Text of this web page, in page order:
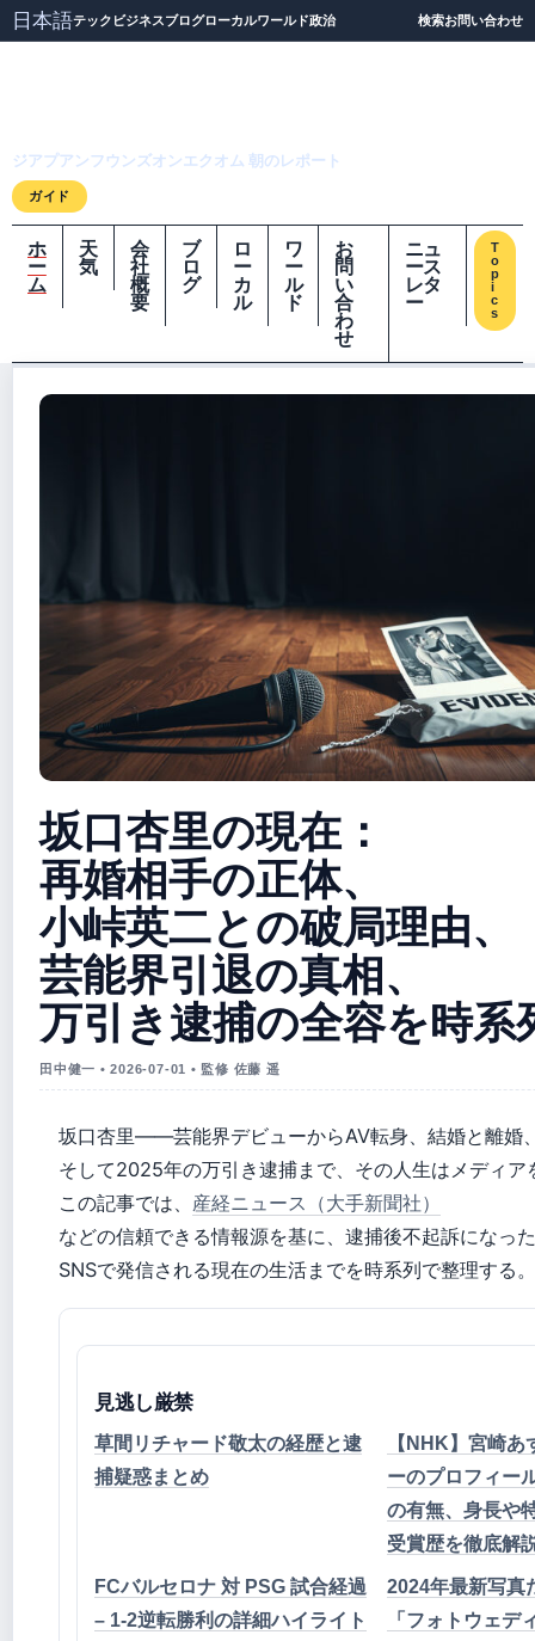
日本語テック ビジネスブログローカルワールド政治 検索お問い合わせ
ジアプアンフウンズオンエクオム 朝のレポート
ガイド
ホ
ー
ム
天
気
会
社
概
要
ブ
ロ
グ
ロ
ー
カ
ル
ワ
ー
ル
ド
お
問
い
合
わ
せ
ニュ
ース
レタ
ー
T
o
p
i
c
s
坂口杏里の現在：
再婚相手の正体、
小峠英二との破局理由、
芸能界引退の真相、
万引き逮捕の全容を時系
田中健一 • 2026-07-01 • 監修 佐藤 遥
坂口杏里——芸能界デビューからAV転身、結婚と離婚
そして2025年の万引き逮捕まで、その人生はメディア
この記事では、 産経ニュース（大手新聞社）
などの信頼できる情報源を基に、逮捕後不起訴になっ
SNSで発信される現在の生活までを時系列で整理する。
見逃し厳禁
草間リチャード敬太の経歴と逮
捕疑惑まとめ
【NHK】宮崎
ーのプロフィー
の有無、身長や
受賞歴を徹底解
FCバルセロナ 対 PSG 試合経過
– 1-2逆転勝利の詳細ハイライト
2024年最新写真
「フォトウェデ